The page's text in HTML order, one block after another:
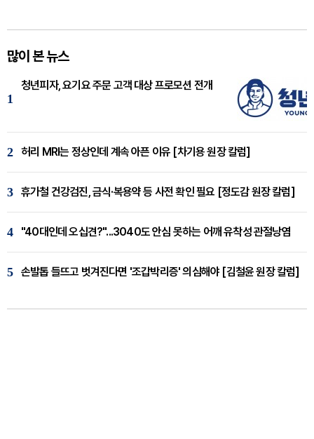
많이 본 뉴스
1
청년피자, 요기요 주문 고객 대상 프로모션 전개
2 허리 MRI는 정상인데 계속 아픈 이유 [차기용 원장 칼럼]
3 휴가철 건강검진, 금식·복용약 등 사전 확인 필요 [정도감 원장 칼럼]
4 "40대인데 오십견?"...3040도 안심 못하는 어깨 유착성 관절낭염
5 손발톱 들뜨고 벗겨진다면 '조갑박리증' 의심해야 [김철윤 원장 칼럼]